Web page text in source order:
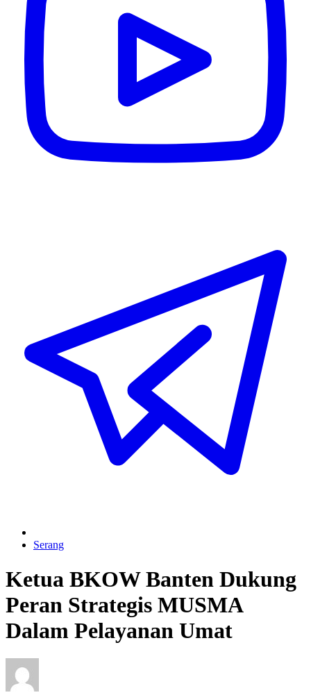
Serang
Ketua BKOW Banten Dukung
Peran Strategis MUSMA
Dalam Pelayanan Umat